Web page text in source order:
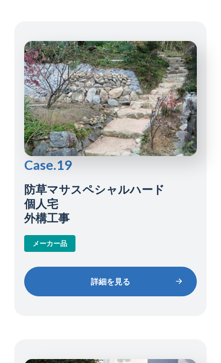
Case.19
防草マサスペシャルハード
個人宅
外構工事
メーカー品
詳細を見る
詳細を見る